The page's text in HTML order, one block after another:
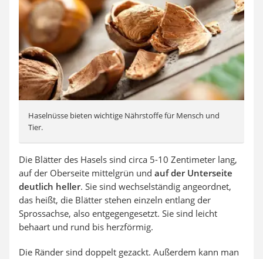
Haselnüsse bieten wichtige Nährstoffe für Mensch und
Tier.
Die Blätter des Hasels sind circa 5-10 Zentimeter lang,
auf der Oberseite mittelgrün und auf der Unterseite
deutlich heller. Sie sind wechselständig angeordnet,
das heißt, die Blätter stehen einzeln entlang der
Sprossachse, also entgegengesetzt. Sie sind leicht
behaart und rund bis herzförmig.
Die Ränder sind doppelt gezackt. Außerdem kann man